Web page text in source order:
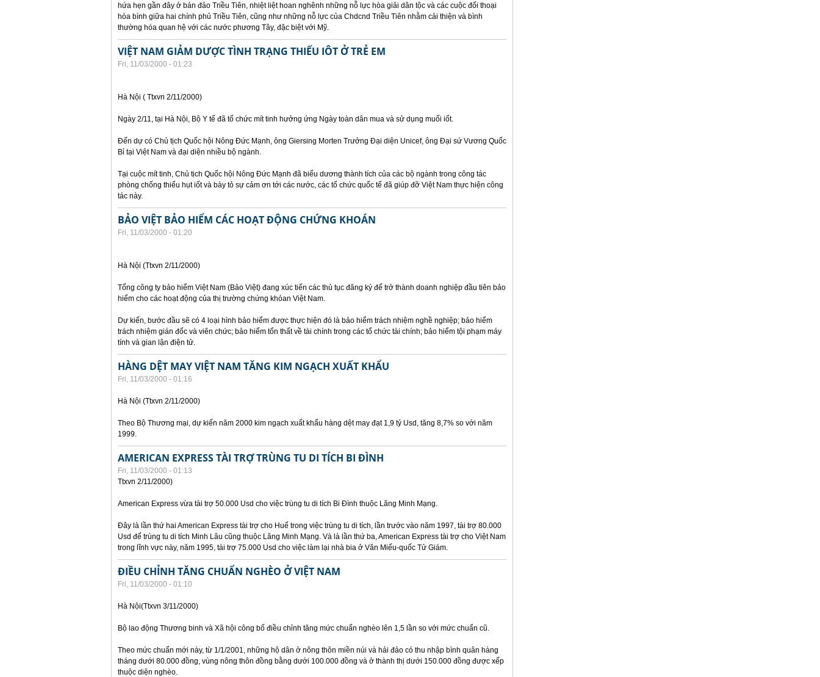
hứa hẹn gần đây ở bán đảo Triều Tiên, nhiệt liệt hoan nghênh những nỗ lực hòa giải dân tộc và các cuộc đối thoại
hòa bình giữa hai chính phủ Triều Tiên, cũng như những nỗ lực của Chdcnd Triều Tiên nhằm cải thiện và bình
thường hóa quan hệ với các nước phương Tây, đặc biệt với Mỹ.
VIỆT NAM GIẢM DƯỢC TÌNH TRẠNG THIẾU IÔT Ở TRẺ EM
Fri, 11/03/2000 - 01:23
Hà Nội ( Ttxvn 2/11/2000)
Ngày 2/11, tại Hà Nội, Bộ Y tế đã tổ chức mít tinh hưởng ứng Ngày toàn dân mua và sử dụng muối iốt.
Đến dự có Chủ tịch Quốc hội Nông Đức Mạnh, ông Giersing Morten Trưởng Đại diện Unicef, ông Đại sứ Vương Quốc
Bỉ tại Việt Nam và đại diện nhiều bộ ngành.
Tại cuộc mít tinh, Chủ tịch Quốc hội Nông Đức Mạnh đã biểu dương thành tích của các bộ ngành trong công tác
phòng chống thiếu hụt iốt và bày tỏ sự cảm ơn tới các nước, các tổ chức quốc tế đã giúp đỡ Việt Nam thực hiện công
tác này.
BẢO VIỆT BẢO HIỂM CÁC HOẠT ĐỘNG CHỨNG KHOÁN
Fri, 11/03/2000 - 01:20
Hà Nội (Ttxvn 2/11/2000)
Tổng công ty bảo hiểm Việt Nam (Bảo Việt) đang xúc tiến các thủ tục đăng ký để trở thành doanh nghiệp đầu tiên bảo
hiểm cho các hoạt động của thị trường chứng khóan Việt Nam.
Dự kiến, bước đầu sẽ có 4 loại hình bảo hiểm được thực hiện đó là bảo hiểm trách nhiệm nghề nghiệp; bảo hiểm
trách nhiệm gián đốc và viên chức; bảo hiểm tổn thất về tài chính trong các tổ chức tài chính; bảo hiểm tội phạm máy
tính và gian lận điện tử.
HÀNG DỆT MAY VIỆT NAM TĂNG KIM NGẠCH XUẤT KHẨU
Fri, 11/03/2000 - 01:16
Hà Nội (Ttxvn 2/11/2000)
Theo Bộ Thương mại, dự kiến năm 2000 kim ngạch xuất khẩu hàng dệt may đạt 1,9 tỷ Usd, tăng 8,7% so với năm
1999.
AMERICAN EXPRESS TÀI TRỢ TRÙNG TU DI TÍCH BI ĐÌNH
Fri, 11/03/2000 - 01:13
Ttxvn 2/11/2000)
American Express vừa tài trợ 50.000 Usd cho việc trùng tu di tích Bi Đình thuộc Lăng Minh Mạng.
Đây là lần thứ hai American Express tài trợ cho Huế trong việc trùng tu di tích, lần trước vào năm 1997, tài trợ 80.000
Usd để trùng tu di tích Minh Lâu cũng thuộc Lăng Minh Mạng. Và là lần thứ ba, American Express tài trợ cho Việt Nam
trong lĩnh vực này, năm 1995, tài trợ 75.000 Usd cho việc làm lại nhà bia ở Văn Miếu-quốc Tử Giám.
ĐIỀU CHỈNH TĂNG CHUẨN NGHÈO Ở VIỆT NAM
Fri, 11/03/2000 - 01:10
Hà Nội(Ttxvn 3/11/2000)
Bộ lao động Thương binh và Xã hội công bố điều chỉnh tăng mức chuẩn nghèo lên 1,5 lần so với mức chuẩn cũ.
Theo mức chuẩn mới này, từ 1/1/2001, những hộ dân ở nông thôn miền núi và hải đảo có thu nhập bình quân hàng
tháng dưới 80.000 đồng, vùng nông thôn đồng bằng dưới 100.000 đồng và ở thành thị dưới 150.000 đồng được xếp
thuộc diện nghèo.